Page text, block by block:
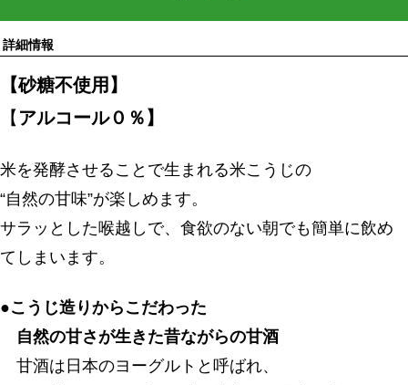
詳細情報
【砂糖不使用】
【 アルコール０％】
米を発酵させることで生まれる米こうじの
“自然の甘味”が楽しめます。
サラッとした喉越しで、食欲のない朝でも簡単に飲め
てしまいます。
●こうじ造りからこだわった
自然の甘さが生きた昔ながらの甘酒
甘酒は日本のヨーグルトと呼ばれ、